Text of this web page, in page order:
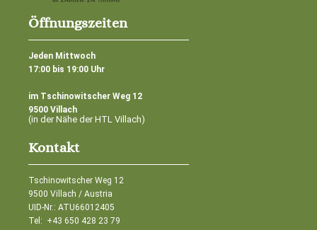
Öffnungszeiten
Jeden Mittwoch
17:00 bis 19:00 Uhr
im Tschinowitscher Weg 12
9500 Villach
(in der Nähe der HTL Villach)
Kontakt
Tschinowitscher Weg 12
9500 Villach / Austria
UID-Nr.: ATU66012405
Tel: +43 650 428 23 79